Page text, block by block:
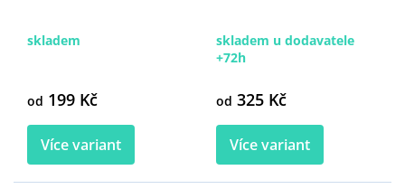
skladem
od 199 Kč
Více variant
skladem u dodavatele
+72h
od 325 Kč
Více variant